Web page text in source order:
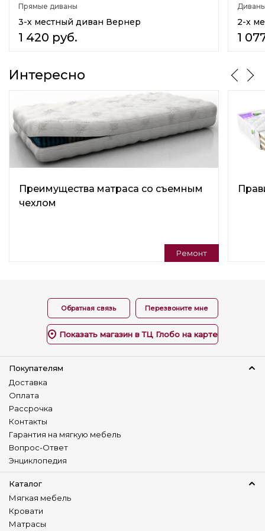
На балкон
Для отдыха
Для дома
Для офиса
Нет
Регулируемая спинка
Нет
Универсальный угол
Нет
Изготовление в коже
Наличие столика
Прямые диваны
3-х местный диван Вернер
1 420 руб.
2-х
1
Интересно
Преимущества матраса со съемным
чехлом
Ремонт
Обратная связь Перезвоните мне
Показать магазин в ТЦ Глобо на карте
Покупателям
Доставка
Оплата
Рассрочка
Контакты
Гарантия на мягкую мебель
Вопрос-Ответ
Энциклопедия
Каталог
Мягкая мебель
Кровати
Матрасы